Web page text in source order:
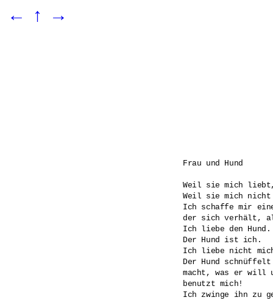
← ↑ →
Frau und Hund
Weil sie mich
Weil sie mich
Ich schaffe mir
der sich verhält,
Ich liebe den Hund.
Der Hund ist ich.
Ich liebe nicht
Der Hund
macht, was er will
benutzt mich!
Ich zwinge ihn zu